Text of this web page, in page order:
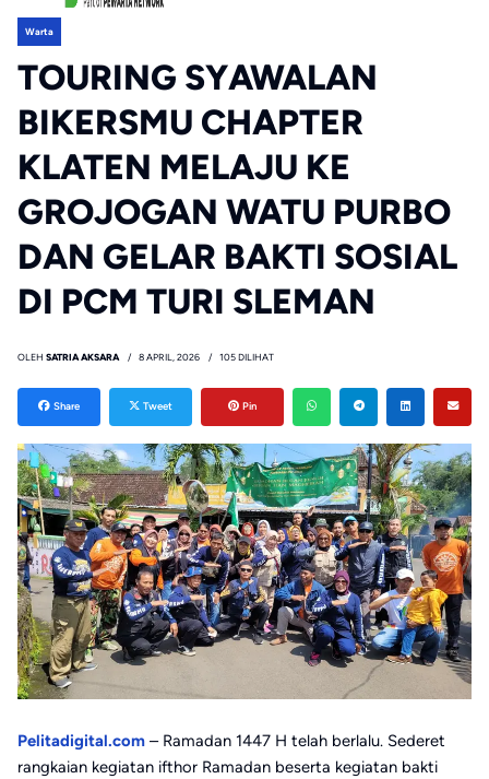
Warta
TOURING SYAWALAN
BIKERSMU CHAPTER
KLATEN MELAJU KE
GROJOGAN WATU PURBO
DAN GELAR BAKTI SOSIAL
DI PCM TURI SLEMAN
OLEH SATRIA AKSARA 8 APRIL, 2026 105 DILIHAT
Share Tweet Pin
Pelitadigital.com – Ramadan 1447 H telah berlalu. Sederet
rangkaian kegiatan ifthor Ramadan beserta kegiatan bakti